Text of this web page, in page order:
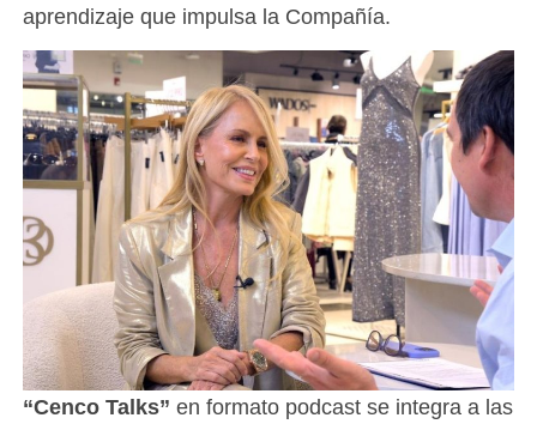
aprendizaje que impulsa la Compañía.
“Cenco Talks” en formato podcast se integra a las